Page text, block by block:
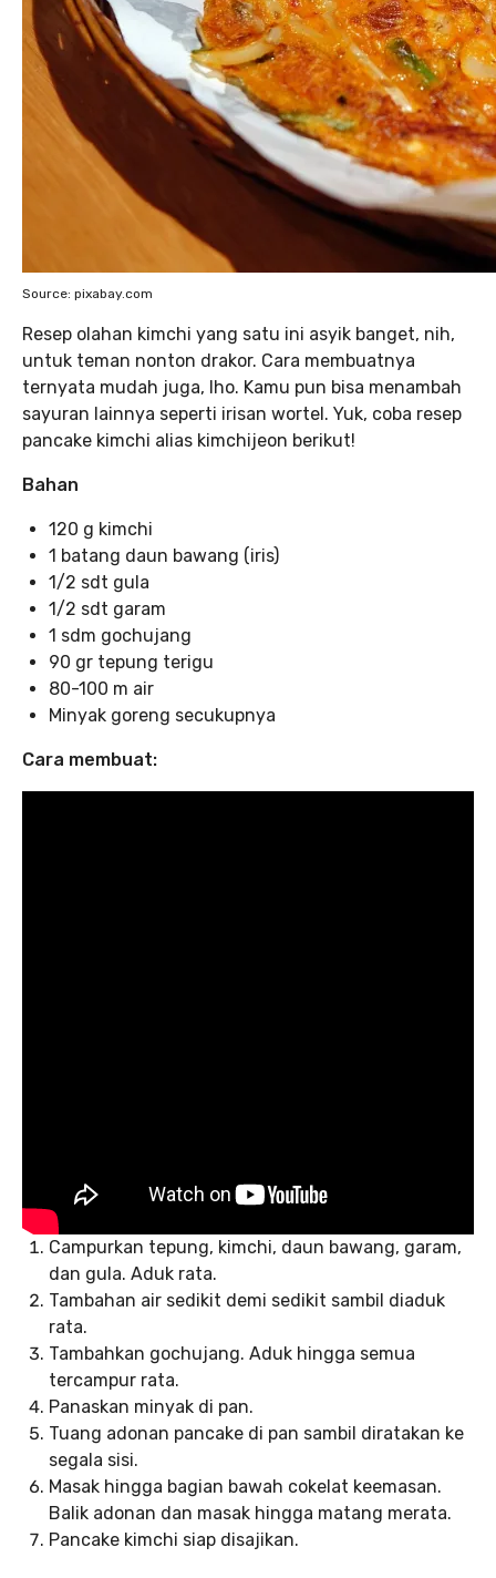
Source: pixabay.com
Resep olahan kimchi yang satu ini asyik banget, nih,
untuk teman nonton drakor. Cara membuatnya
ternyata mudah juga, lho. Kamu pun bisa menambah
sayuran lainnya seperti irisan wortel. Yuk, coba resep
pancake kimchi alias kimchijeon berikut!
Bahan
120 g kimchi
1 batang daun bawang (iris)
1/2 sdt gula
1/2 sdt garam
1 sdm gochujang
90 gr tepung terigu
80-100 m air
Minyak goreng secukupnya
Cara membuat:
Campurkan tepung, kimchi, daun bawang, garam,
dan gula. Aduk rata.
Tambahan air sedikit demi sedikit sambil diaduk
rata.
Tambahkan gochujang. Aduk hingga semua
tercampur rata.
Panaskan minyak di pan.
Tuang adonan pancake di pan sambil diratakan ke
segala sisi.
Masak hingga bagian bawah cokelat keemasan.
Balik adonan dan masak hingga matang merata.
Pancake kimchi siap disajikan.